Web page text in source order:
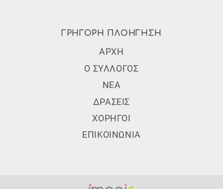
ΓΡΗΓΟΡΗ ΠΛΟΗΓΗΣΗ
Subfooter Menu
ΑΡΧΗ
Ο ΣΥΛΛΟΓΟΣ
ΝΕΑ
ΔΡΑΣΕΙΣ
ΧΟΡΗΓΟΙ
ΕΠΙΚΟΙΝΩΝΙΑ